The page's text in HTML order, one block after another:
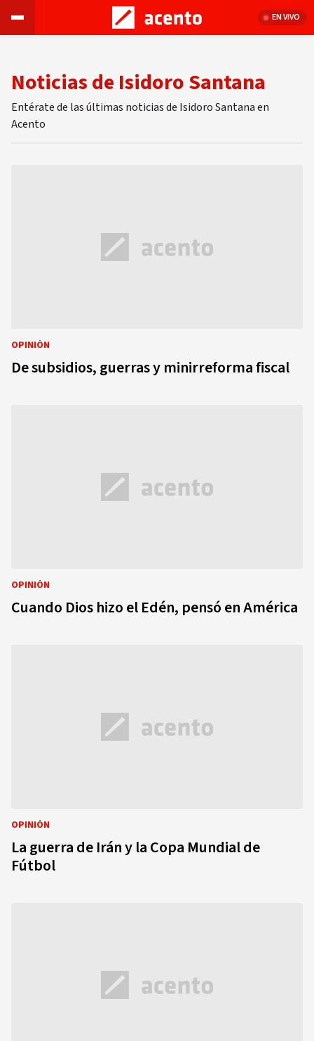
EN VIVO
Noticias de Isidoro Santana
Entérate de las últimas noticias de Isidoro Santana en
Acento
OPINIÓN
De subsidios, guerras y minirreforma fiscal
OPINIÓN
Cuando Dios hizo el Edén, pensó en América
OPINIÓN
La guerra de Irán y la Copa Mundial de
Fútbol